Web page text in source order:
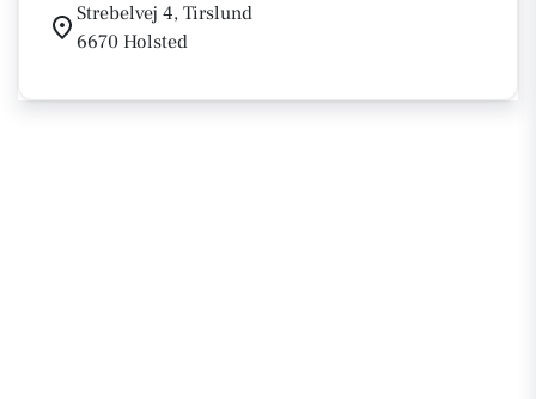
Strebelvej 4, Tirslund
6670 Holsted